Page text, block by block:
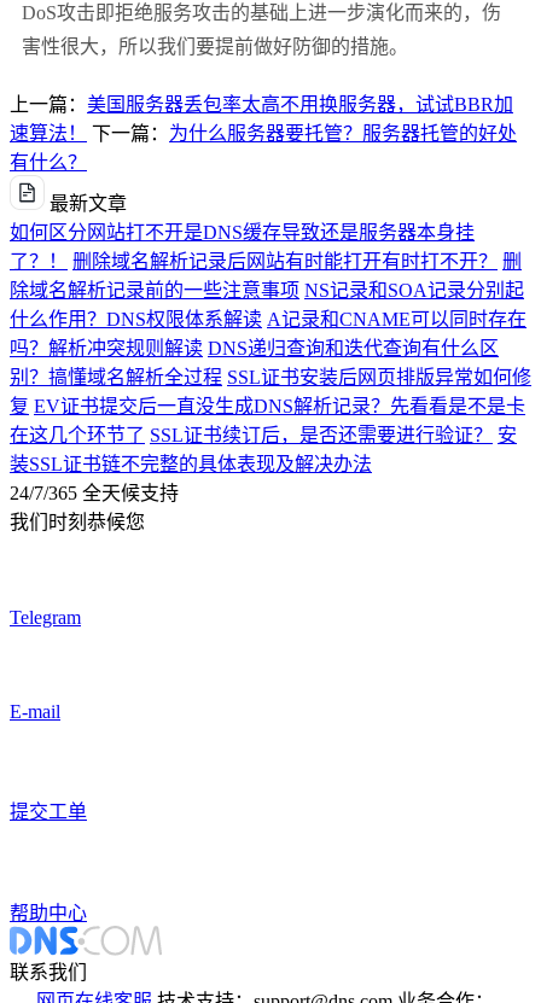
DoS攻击即拒绝服务攻击的基础上进一步演化而来的，伤
害性很大，所以我们要提前做好防御的措施。
上一篇： 美国服务器丢包率太高不用换服务器，试试BBR加
速算法！
下一篇： 为什么服务器要托管？服务器托管的好处
有什么？
最新文章
如何区分网站打不开是DNS缓存导致还是服务器本身挂
了？！
删除域名解析记录后网站有时能打开有时打不开？
删
除域名解析记录前的一些注意事项 NS记录和SOA记录分别起
什么作用？DNS权限体系解读 A记录和CNAME可以同时存在
吗？解析冲突规则解读 DNS递归查询和迭代查询有什么区
别？搞懂域名解析全过程 SSL证书安装后网页排版异常如何修
复 EV证书提交后一直没生成DNS解析记录？先看看是不是卡
在这几个环节了 SSL证书续订后，是否还需要进行验证？
安
装SSL证书链不完整的具体表现及解决办法
24/7/365 全天候支持
我们时刻恭候您
Telegram
E-mail
提交工单
帮助中心
联系我们